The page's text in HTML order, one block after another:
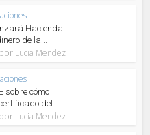
Hacienda
de la...
por Lucia Mendez
sobre cómo
del...
por Lucia Mendez